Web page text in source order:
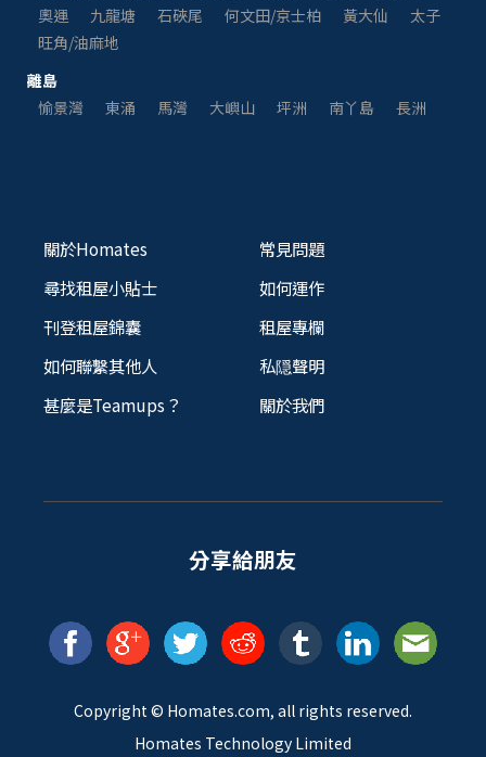
奧運
九龍塘 石硤尾 何文田/京士柏 黃大仙
太子
旺角/油麻地
離島
愉景灣
東涌 馬灣 大嶼山 坪洲 南丫島 長洲
關於Homates
尋找租屋小貼士
刊登租屋錦囊
如何聯繫其他人
甚麼是Teamups？
常見問題
如何運作
租屋專欄
私隠聲明
關於我們
分享給朋友
Copyright © Homates.com, all rights reserved.
Homates Technology Limited